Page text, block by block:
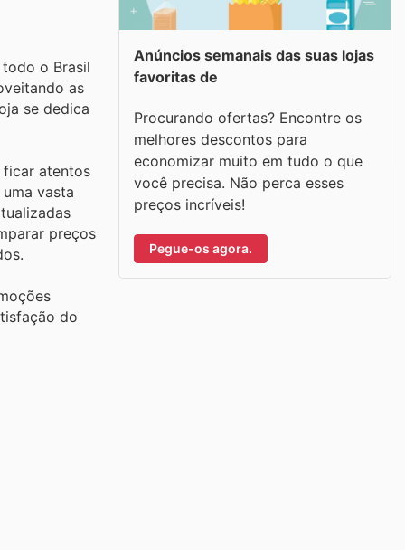
o Brasil
as
se dedica
ficar atentos
vasta
preços
do
Anúncios semanais das suas lojas
favoritas de
Procurando ofertas? Encontre os
melhores descontos para
economizar muito em tudo o que
você precisa. Não perca esses
preços incríveis!
Pegue-os agora.